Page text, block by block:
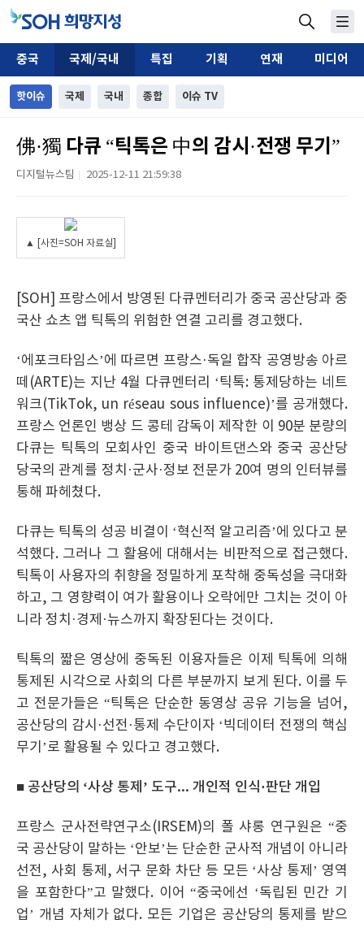
중국 국제/국내 특집 기획 연재 미디어
핫이슈 국제 국내 종합 이슈 TV
佛·獨 다큐 “틱톡은 中의 감시·전쟁 무기”
디지털뉴스팀 2025-12-11 21:59:38
▲ [사진=SOH 자료실]
[SOH] 프랑스에서 방영된 다큐멘터리가 중국 공산당과 중
국산 쇼츠 앱 틱톡의 위험한 연결 고리를 경고했다.
‘에포크타임스’에 따르면 프랑스·독일 합작 공영방송 아르
떼(ARTE)는 지난 4월 다큐멘터리 ‘틱톡: 통제당하는 네트
워크(TikTok, un réseau sous influence)’를 공개했다.
프랑스 언론인 뱅상 드 콩테 감독이 제작한 이 90분 분량의
다큐는 틱톡의 모회사인 중국 바이트댄스와 중국 공산당
당국의 관계를 정치·군사·정보 전문가 20여 명의 인터뷰를
통해 파헤쳤다.
다큐는 틱톡의 성공 비결이 ‘혁신적 알고리즘’에 있다고 분
석했다. 그러나 그 활용에 대해서는 비판적으로 접근했다.
틱톡이 사용자의 취향을 정밀하게 포착해 중독성을 극대화
하고, 그 영향력이 여가 활용이나 오락에만 그치는 것이 아
니라 정치·경제·뉴스까지 확장된다는 것이다.
틱톡의 짧은 영상에 중독된 이용자들은 이제 틱톡에 의해
통제된 시각으로 사회의 다른 부분까지 보게 된다. 이를 두
고 전문가들은 “틱톡은 단순한 동영상 공유 기능을 넘어,
공산당의 감시·선전·통제 수단이자 ‘빅데이터 전쟁의 핵심
무기’로 활용될 수 있다고 경고했다.
■ 공산당의 ‘사상 통제’ 도구... 개인적 인식·판단 개입
프랑스 군사전략연구소(IRSEM)의 폴 샤롱 연구원은 “중
국 공산당이 말하는 ‘안보’는 단순한 군사적 개념이 아니라
선전, 사회 통제, 서구 문화 차단 등 모든 ‘사상 통제’ 영역
을 포함한다”고 말했다. 이어 “중국에선 ‘독립된 민간 기
업’ 개념 자체가 없다. 모든 기업은 공산당의 통제를 받으